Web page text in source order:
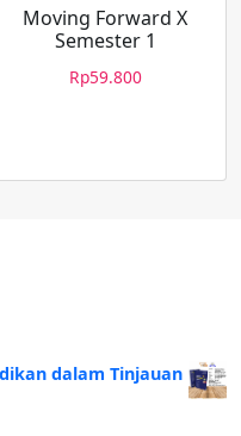
Moving Forward X
Semester 1
Rp59.800
dalam Tinjauan